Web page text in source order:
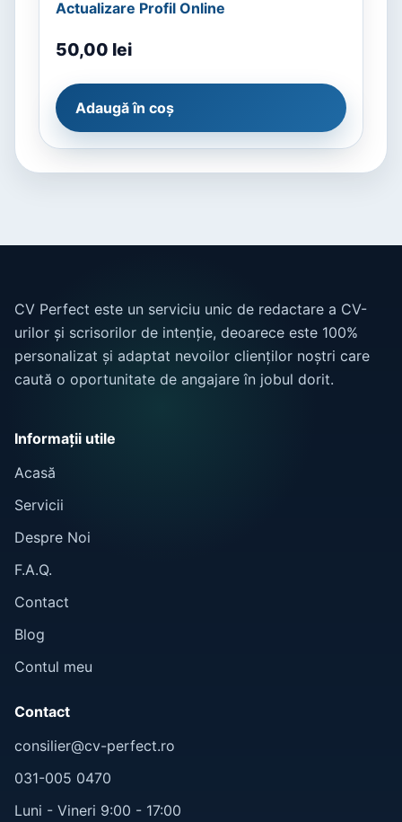
Actualizare Profil Online
50,00 lei
Adaugă în coș
CV Perfect este un serviciu unic de redactare a CV-
urilor și scrisorilor de intenție, deoarece este 100%
personalizat și adaptat nevoilor clienților noștri care
caută o oportunitate de angajare în jobul dorit.
Informații utile
Acasă
Servicii
Despre Noi
F.A.Q.
Contact
Blog
Contul meu
Contact
consilier@cv-perfect.ro
031-005 0470
Luni - Vineri 9:00 - 17:00